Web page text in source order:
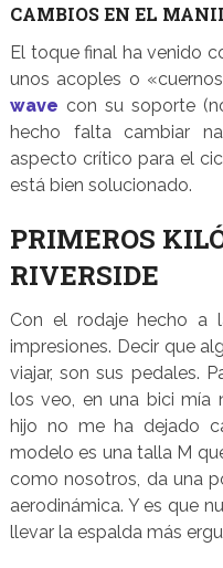
CAMBIOS EN EL
El toque final ha venido
unos acoples o
wave con su soporte
hecho falta cambiar
aspecto crítico para el
está bien solucionado.
PRIMEROS
RIVERSIDE
Con el rodaje hecho a
impresiones. Decir que
viajar, son sus pedales.
los veo, en una bici mía
hijo no me ha dejado
modelo es una talla M
como nosotros, da una
aerodinámica. Y es que
llevar la espalda más